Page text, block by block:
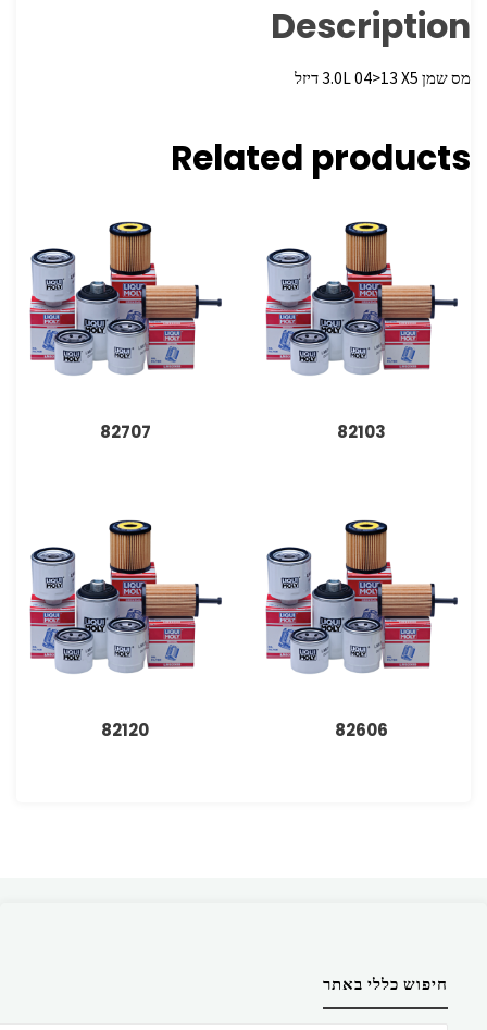
Description
מס שמן 3.0L 04>13 X5 דיזל
Related products
82103
82707
82606
82120
חיפוש כללי באתר